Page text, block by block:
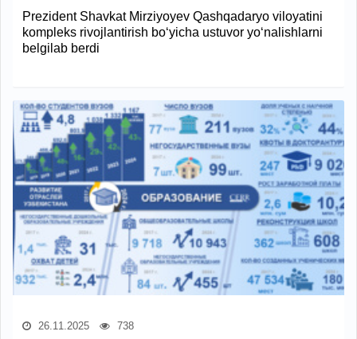
Prezident Shavkat Mirziyoyev Qashqadaryo viloyatini
kompleks rivojlantirish bo‘yicha ustuvor yo‘nalishlarni
belgilab berdi
26.11.2025 738